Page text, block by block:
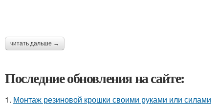
читать дальше →
Последние обновления на сайте:
1. Монтаж резиновой крошки своими руками или силами